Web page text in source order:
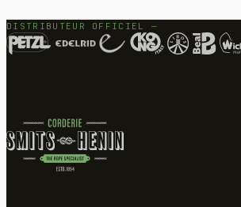
DISTRIBUTEUR OFFICIEL —